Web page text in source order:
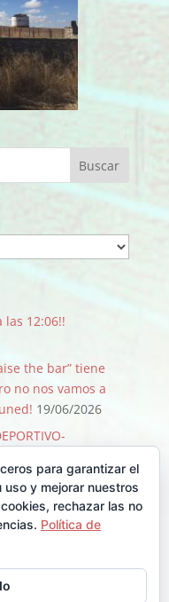
las 12:06!!
the bar” tiene
no nos vamos a
19/06/2026
29/08/2025
30/06/2025
para garantizar el
y mejorar nuestros
rechazar las no
Política de